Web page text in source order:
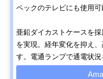
ペックのテレビにも使用可
亜鉛ダイカストケースを
を実現。経年変化を抑え
す。電通ランプで通電状況